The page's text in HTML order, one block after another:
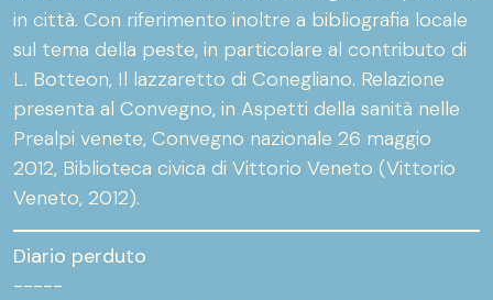
in città. Con riferimento inoltre a bibliografia locale
sul tema della peste, in particolare al contributo di
L. Botteon, Il lazzaretto di Conegliano. Relazione
presenta al Convegno, in Aspetti della sanità nelle
Prealpi venete, Convegno nazionale 26 maggio
2012, Biblioteca civica di Vittorio Veneto (Vittorio
Veneto, 2012).
Diario perduto
-----